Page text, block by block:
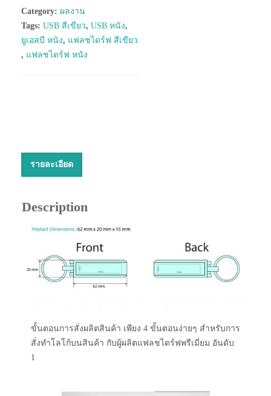
Category: ผลงาน
Tags: USB สีเขียว, USB หนัง,
ยูเอสบี หนัง, แฟลชไดร์ฟ สีเขียว
, แฟลชไดร์ฟ หนัง
รายละเอียด
Description
ขั้นตอนการสั่งผลิตสินค้า เพียง 4 ขั้นตอนง่ายๆ สำหรับการ
สั่งทำโลโก้บนสินค้า กับผู้ผลิตแฟลชไดร์ฟพรีเมี่ยม อันดับ
1